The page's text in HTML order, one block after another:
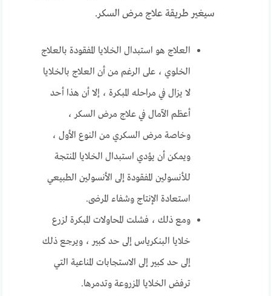
سيغير طريقة علاج مرض السكر.
العلاج هو استبدال الخلايا المفقودة بالعلاج
الخلوي ، على الرغم من أن العلاج بالخلايا
لا يزال في مراحله المبكرة ، إلا أن هذا أحد
أعظم الآمال في علاج مرض السكر ،
وخاصة مرض السكري من النوع الأول ،
ويمكن أن يؤدي استبدال الخلايا المنتجة
للأنسولين المفقودة إلى الأنسولين الطبيعي
استعادة الإنتاج وشفاء المرضى.
ومع ذلك ، فشلت المحاولات المبكرة لزرع
خلايا البنكرياس إلى حد كبير ، ويرجع ذلك
إلى حد كبير إلى الاستجابات المناعية التي
ترفض الخلايا المزروعة وتدمرها.